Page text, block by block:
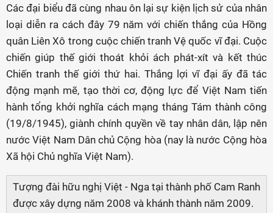
Các đại biểu đã cùng nhau ôn lại sự kiện lịch sử của nhân
loại diễn ra cách đây 79 năm với chiến thắng của Hồng
quân Liên Xô trong cuộc chiến tranh Vệ quốc vĩ đại. Cuộc
chiến giúp thế giới thoát khỏi ách phát-xít và kết thúc
Chiến tranh thế giới thứ hai. Thắng lợi vĩ đại ấy đã tác
động mạnh mẽ, tạo thời cơ, động lực để Việt Nam tiến
hành tổng khởi nghĩa cách mạng tháng Tám thành công
(19/8/1945), giành chính quyền về tay nhân dân, lập nên
nước Việt Nam Dân chủ Cộng hòa (nay là nước Cộng hòa
Xã hội Chủ nghĩa Việt Nam).
Tượng đài hữu nghị Việt - Nga tại thành phố Cam Ranh
được xây dựng năm 2008 và khánh thành năm 2009.